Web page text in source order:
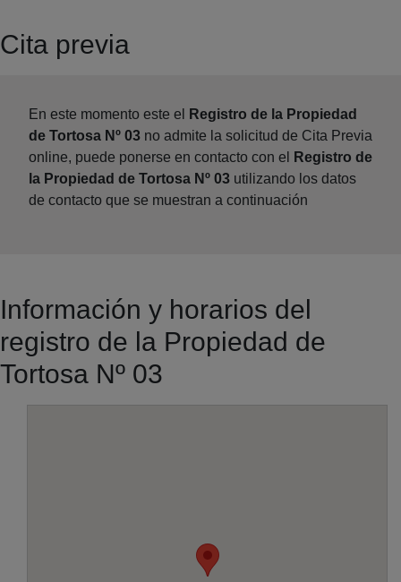
Cita previa
En este momento este el
Registro de la Propiedad
de Tortosa Nº 03 no admite la solicitud de Cita Previa
online, puede ponerse en contacto con el
Registro de
la Propiedad de Tortosa Nº 03 utilizando los datos
de contacto que se muestran a continuación
Información y horarios del
registro de la Propiedad de
Tortosa Nº 03